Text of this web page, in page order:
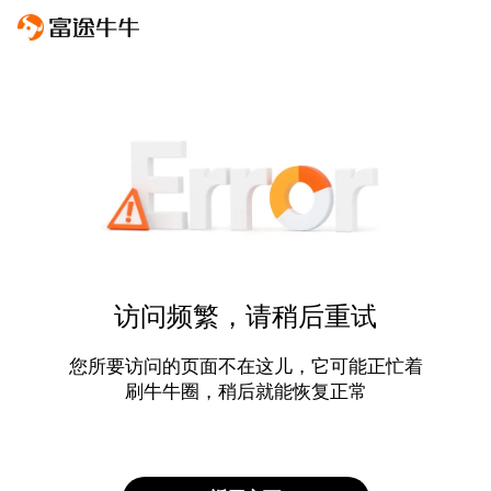
访问频繁，请稍后重试
您所要访问的页面不在这儿，它可能正忙着
刷牛牛圈，稍后就能恢复正常